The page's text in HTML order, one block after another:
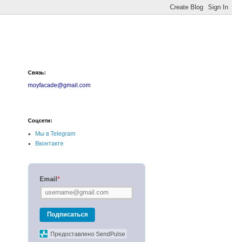
Связь:
moyfacade@gmail.com
Соцсети:
Мы в Telegram
Вконтакте
Email*
Подписаться
Предоставлено SendPulse